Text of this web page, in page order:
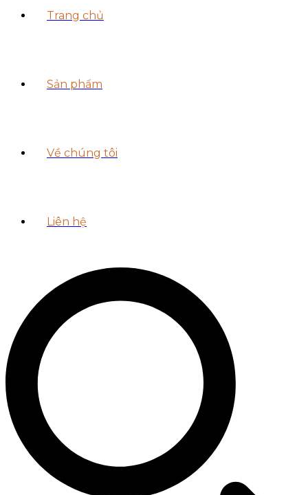
Trang chủ
Sản phẩm
Về chúng tôi
Liên hệ